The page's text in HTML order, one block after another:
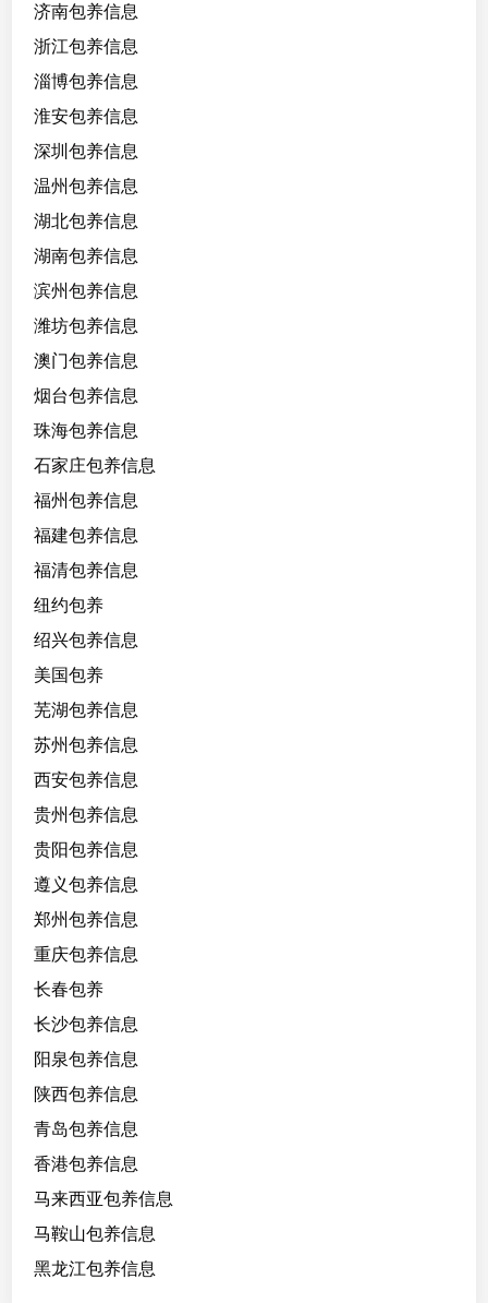
济南包养信息
浙江包养信息
淄博包养信息
淮安包养信息
深圳包养信息
温州包养信息
湖北包养信息
湖南包养信息
滨州包养信息
潍坊包养信息
澳门包养信息
烟台包养信息
珠海包养信息
石家庄包养信息
福州包养信息
福建包养信息
福清包养信息
纽约包养
绍兴包养信息
美国包养
芜湖包养信息
苏州包养信息
西安包养信息
贵州包养信息
贵阳包养信息
遵义包养信息
郑州包养信息
重庆包养信息
长春包养
长沙包养信息
阳泉包养信息
陕西包养信息
青岛包养信息
香港包养信息
马来西亚包养信息
马鞍山包养信息
黑龙江包养信息